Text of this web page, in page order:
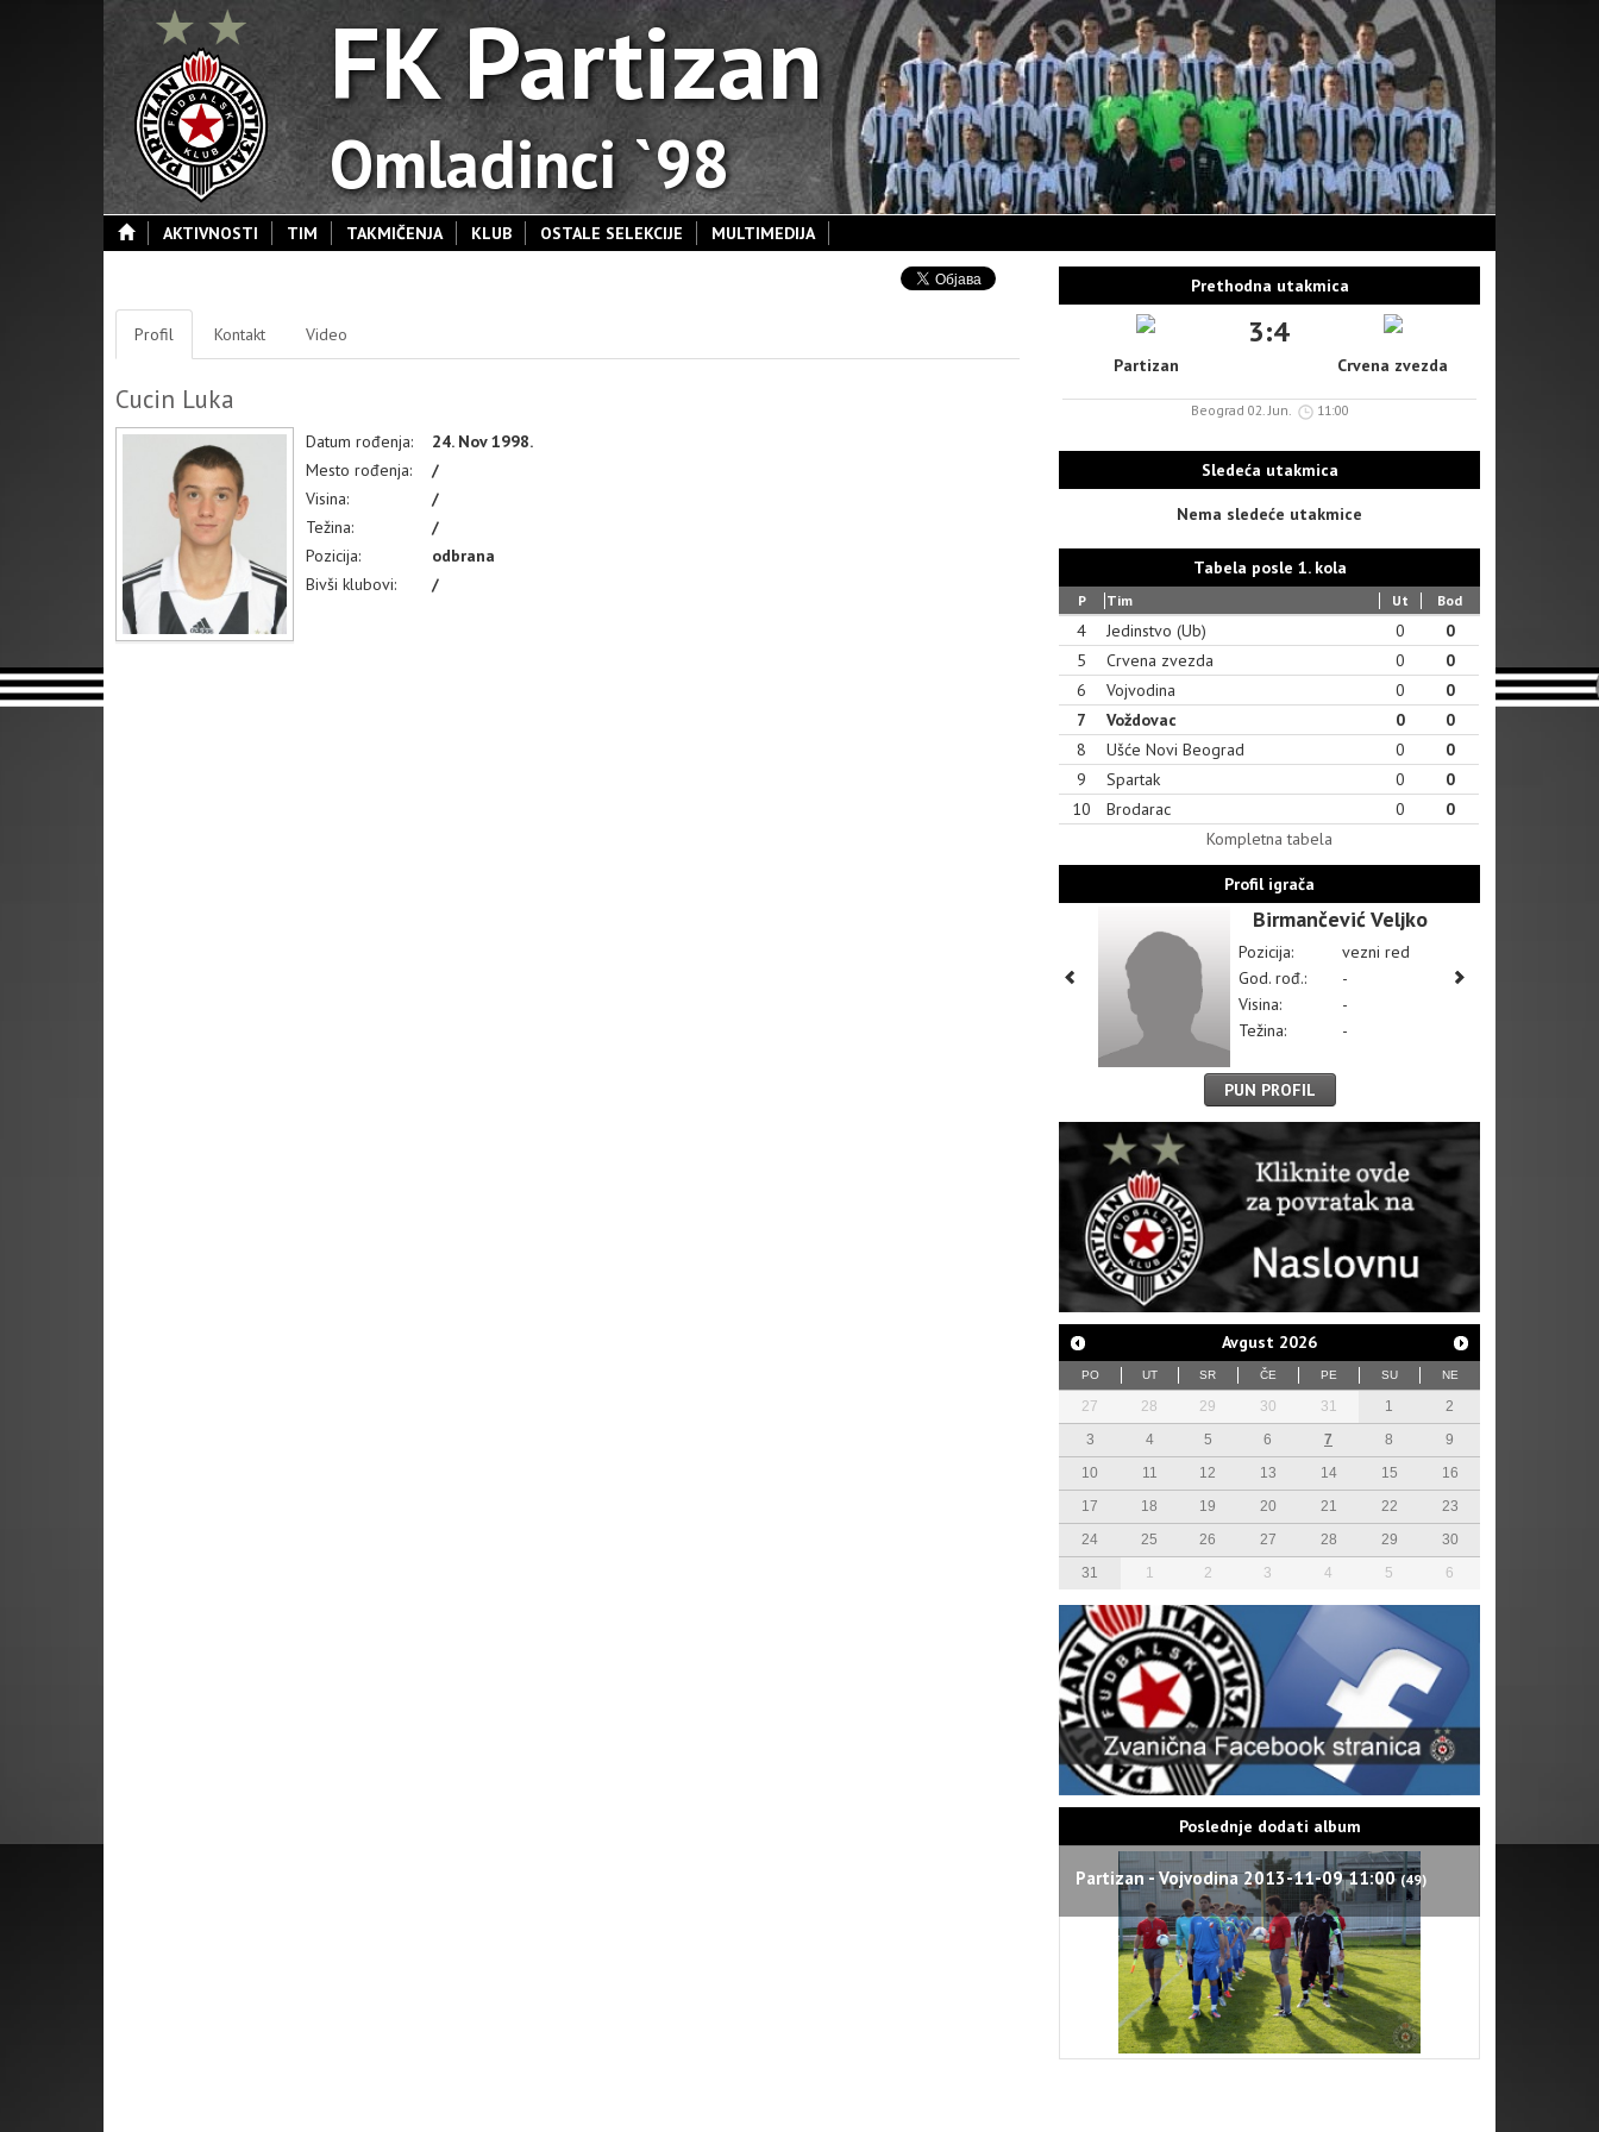
FK Partizan
Omladinci `98
AKTIVNOSTI TIM TAKMIČENJA KLUB OSTALE SELEKCIJE MULTIMEDIJA
Profil Kontakt Video
Cucin Luka
Datum rođenja:
24. Nov 1998.
Mesto rođenja:
/
Visina:
/
Težina:
/
Pozicija:
odbrana
Bivši klubovi:
/
Prethodna utakmica
3:4
Partizan Crvena zvezda
Beograd 02. Jun. 11:00
Sledeća utakmica
Nema sledeće utakmice
Tabela posle 1. kola
P Tim Ut Bod
4 Jedinstvo (Ub) 0
0
5
Crvena zvezda 0
0
6
Vojvodina 0
0
7
Voždovac 0
0
8
Ušće Novi Beograd 0
0
9
Spartak 0
0
10
Brodarac 0
0
Kompletna tabela
Profil igrača
Birmančević Veljko
Pozicija:
vezni red
God. rođ.:
-
Visina:
-
Težina:
-
PUN PROFIL
Avgust 2026
PO UT SR ČE PE SU NE
27 28 29 30 31 1
2
3
4 5 6 7 8
9
10
11 12 13 14 15
16
17
18 19 20 21 22
23
24
25 26 27 28 29
30
31
1 2 3 4 5 6
Poslednje dodati album
Partizan - Vojvodina 2013-11-09 11:00(49)